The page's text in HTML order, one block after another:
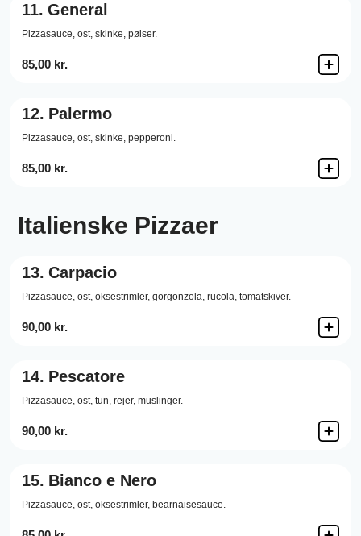
11. General
Pizzasauce, ost, skinke, pølser.
85,00 kr.
12. Palermo
Pizzasauce, ost, skinke, pepperoni.
85,00 kr.
Italienske Pizzaer
13. Carpacio
Pizzasauce, ost, oksestrimler, gorgonzola, rucola, tomatskiver.
90,00 kr.
14. Pescatore
Pizzasauce, ost, tun, rejer, muslinger.
90,00 kr.
15. Bianco e Nero
Pizzasauce, ost, oksestrimler, bearnaisesauce.